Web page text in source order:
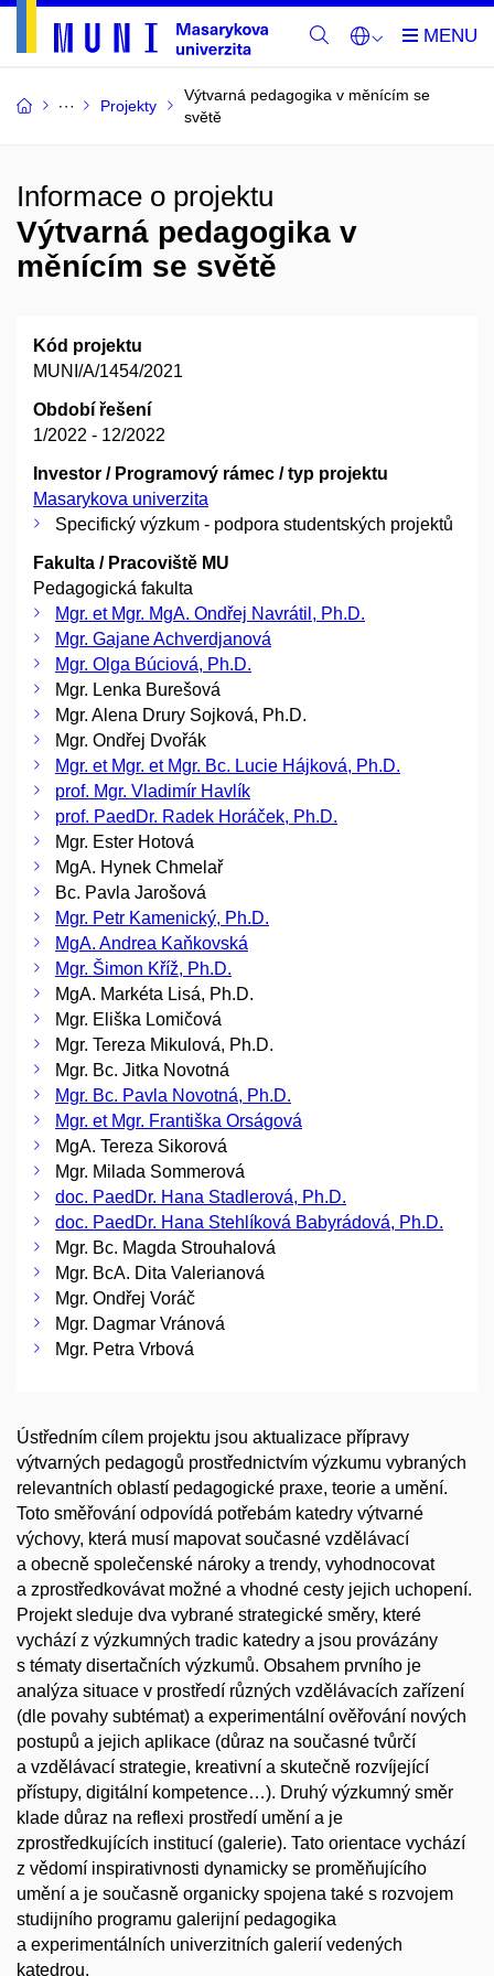
Projekty
Výtvarná pedagogika v měnícím se
světě
Informace o projektu
Výtvarná pedagogika v
měnícím se světě
Kód projektu
MUNI/A/1454/2021
Období řešení
1/2022 - 12/2022
Investor / Programový rámec / typ projektu
Masarykova univerzita
Specifický výzkum - podpora studentských projektů
Fakulta / Pracoviště MU
Pedagogická fakulta
Mgr. et Mgr. MgA. Ondřej Navrátil, Ph.D.
Mgr. Gajane Achverdjanová
Mgr. Olga Búciová, Ph.D.
Mgr. Lenka Burešová
Mgr. Alena Drury Sojková, Ph.D.
Mgr. Ondřej Dvořák
Mgr. et Mgr. et Mgr. Bc. Lucie Hájková, Ph.D.
prof. Mgr. Vladimír Havlík
prof. PaedDr. Radek Horáček, Ph.D.
Mgr. Ester Hotová
MgA. Hynek Chmelař
Bc. Pavla Jarošová
Mgr. Petr Kamenický, Ph.D.
MgA. Andrea Kaňkovská
Mgr. Šimon Kříž, Ph.D.
MgA. Markéta Lisá, Ph.D.
Mgr. Eliška Lomičová
Mgr. Tereza Mikulová, Ph.D.
Mgr. Bc. Jitka Novotná
Mgr. Bc. Pavla Novotná, Ph.D.
Mgr. et Mgr. Františka Orságová
MgA. Tereza Sikorová
Mgr. Milada Sommerová
doc. PaedDr. Hana Stadlerová, Ph.D.
doc. PaedDr. Hana Stehlíková Babyrádová, Ph.D.
Mgr. Bc. Magda Strouhalová
Mgr. BcA. Dita Valerianová
Mgr. Ondřej Voráč
Mgr. Dagmar Vránová
Mgr. Petra Vrbová
Ústředním cílem projektu jsou aktualizace přípravy
výtvarných pedagogů prostřednictvím výzkumu vybraných
relevantních oblastí pedagogické praxe, teorie a umění.
Toto směřování odpovídá potřebám katedry výtvarné
výchovy, která musí mapovat současné vzdělávací
a obecně společenské nároky a trendy, vyhodnocovat
a zprostředkovávat možné a vhodné cesty jejich uchopení.
Projekt sleduje dva vybrané strategické směry, které
vychází z výzkumných tradic katedry a jsou provázány
s tématy disertačních výzkumů. Obsahem prvního je
analýza situace v prostředí různých vzdělávacích zařízení
(dle povahy subtémat) a experimentální ověřování nových
postupů a jejich aplikace (důraz na současné tvůrčí
a vzdělávací strategie, kreativní a skutečně rozvíjející
přístupy, digitální kompetence…). Druhý výzkumný směr
klade důraz na reflexi prostředí umění a je
zprostředkujících institucí (galerie). Tato orientace vychází
z vědomí inspirativnosti dynamicky se proměňujícího
umění a je současně organicky spojena také s rozvojem
studijního programu galerijní pedagogika
a experimentálních univerzitních galerií vedených
katedrou.